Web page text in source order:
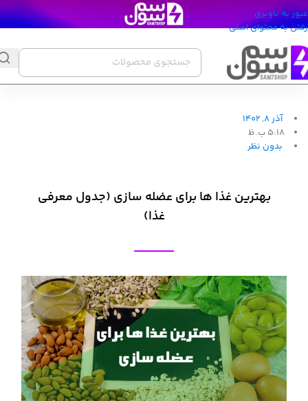
عبور به ناوبری
رفتن به محتوای اصلی
آذر 8, 1402
5:18 ب.ظ
بدون نظر
بهترین غذا ها برای عضله سازی (جدول معرفی
غذا)